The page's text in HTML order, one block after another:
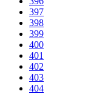
397
398
399
400
401
402
403
404